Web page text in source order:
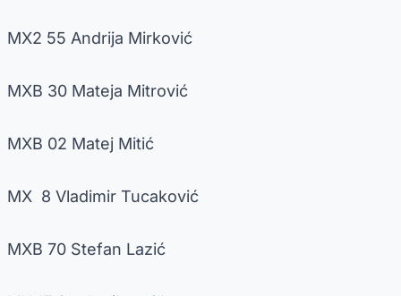
MX2 55 Andrija Mirković
MXB 30 Mateja Mitrović
MXB 02 Matej Mitić
MX 8 Vladimir Tucaković
MXB 70 Stefan Lazić